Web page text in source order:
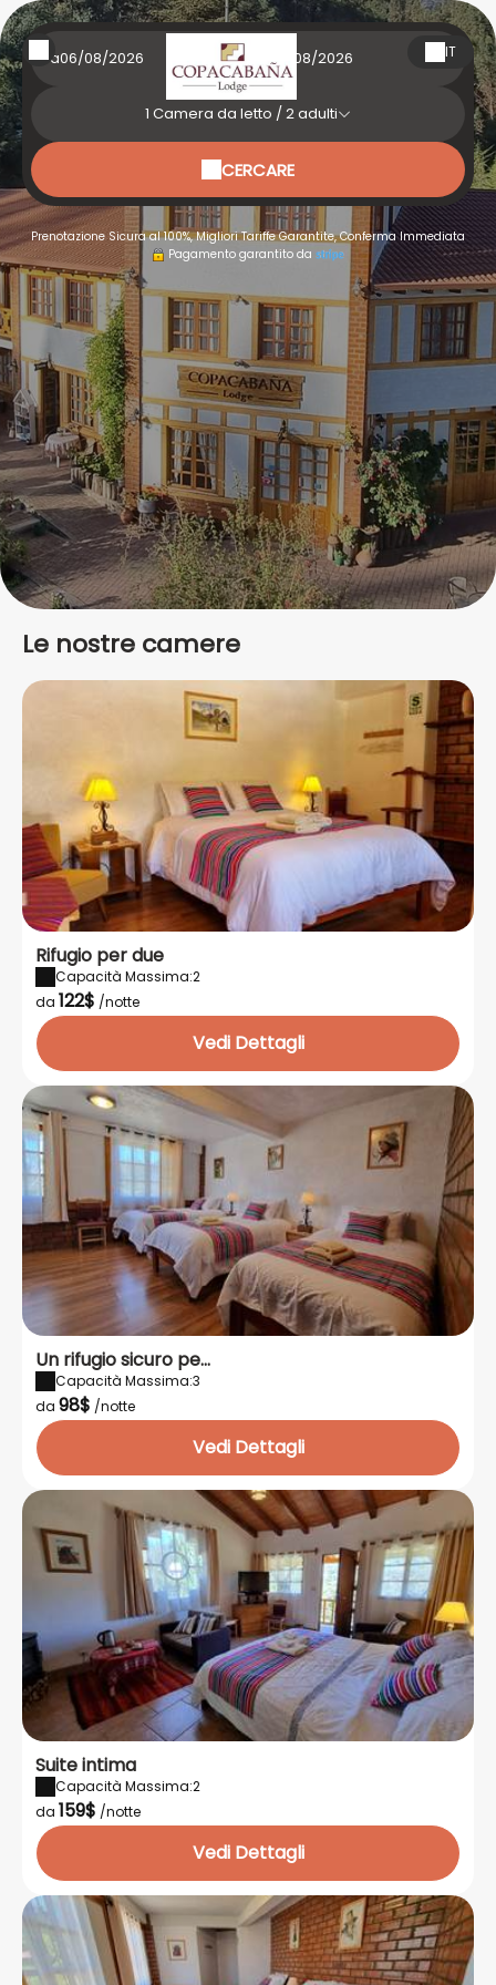
IT
Da a
1 Camera da letto /2adulti
CERCARE
Prenotazione Sicura al 100%, Migliori Tariffe Garantite, Conferma Immediata
Pagamento garantito da
Le nostre camere
Rifugio per due
Capacità Massima:2
da 122$ /notte
Vedi Dettagli
Un rifugio sicuro pe...
Capacità Massima:3
da 98$ /notte
Vedi Dettagli
Suite intima
Capacità Massima:2
da 159$ /notte
Vedi Dettagli